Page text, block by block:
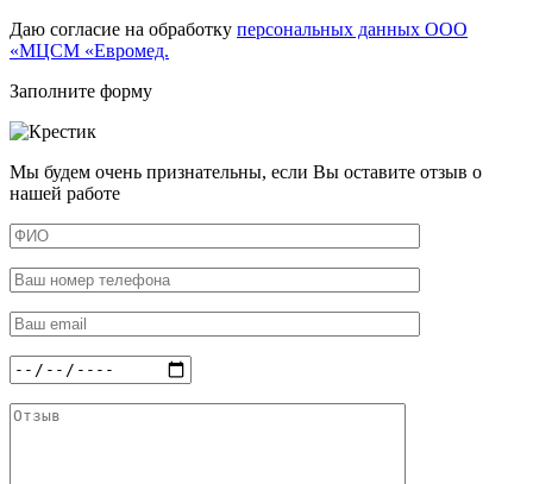
Даю согласие на обработку персональных данных ООО
«МЦСМ «Евромед.
Заполните форму
Мы будем очень признательны, если Вы оставите отзыв о
нашей работе